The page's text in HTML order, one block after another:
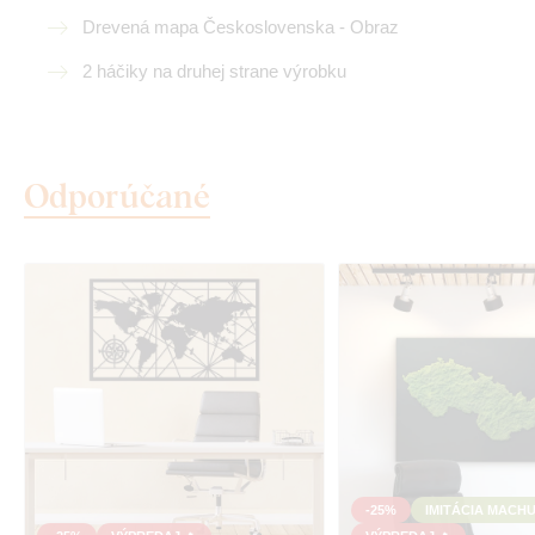
Drevená mapa Československa - Obraz
2 háčiky na druhej strane výrobku
Odporúčané
-25%
IMITÁCIA MACHU